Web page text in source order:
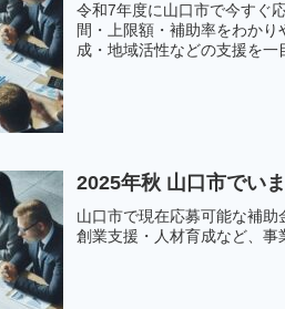
令和7年度に山口市で今すぐ
間・上限額・補助率をわか
成・地域活性などの支援を一
2025年秋 山口市でい
山口市で現在応募可能な補助
創業支援・人材育成など、事